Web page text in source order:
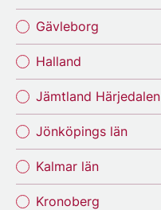
Gävleborg
Halland
Jämtland Härjedalen
Jönköpings län
Kalmar län
Kronoberg